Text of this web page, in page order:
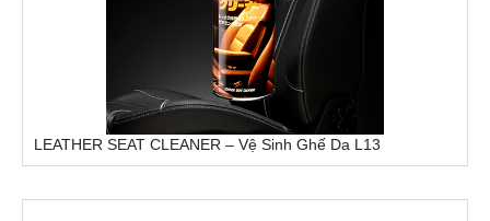
LEATHER SEAT CLEANER – Vệ Sinh Ghế Da L13